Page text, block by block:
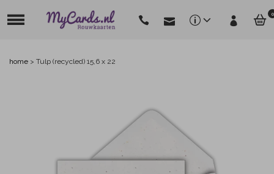
0
home > Tulp (recycled) 15,6 x 22